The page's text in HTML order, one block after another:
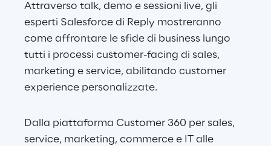
Attraverso talk, demo e sessioni live, gli
esperti Salesforce di Reply mostreranno
come affrontare le sfide di business lungo
tutti i processi customer-facing di sales,
marketing e service, abilitando customer
experience personalizzate.
Dalla piattaforma Customer 360 per sales,
service, marketing, commerce e IT alle